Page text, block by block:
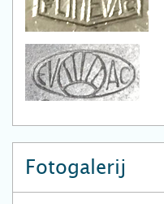
Fotogalerij